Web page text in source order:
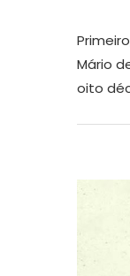
Mário
oito